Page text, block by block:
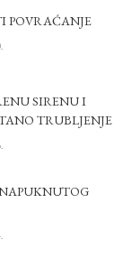
POVRAĆANJE
SIRENU I
TRUBLJENJE